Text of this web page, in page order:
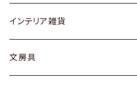
ローテーブル / サイドテーブル
デスク / コンソール
フロアライト
リング
ピアス / イヤリング
財布
バッグ
グラス / タンブラー
カップ / マグ
インテリア雑貨
文房具